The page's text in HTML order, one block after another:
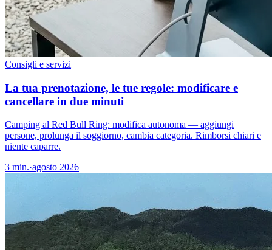
Consigli e servizi
La tua prenotazione, le tue regole: modificare e
cancellare in due minuti
Camping al Red Bull Ring: modifica autonoma — aggiungi
persone, prolunga il soggiorno, cambia categoria. Rimborsi chiari e
niente caparre.
3 min.·agosto 2026